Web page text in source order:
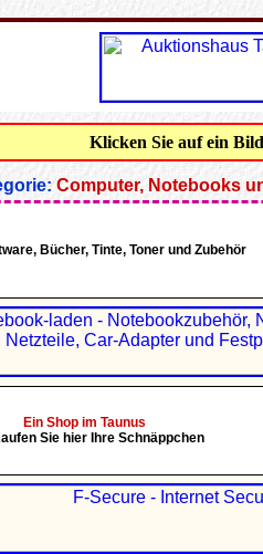
Klicken Sie auf ein Bild
Computer, Notebooks
Bücher, Tinte, Toner und Zubehör
Ein Shop im Taunus
Sie hier Ihre Schnäppchen